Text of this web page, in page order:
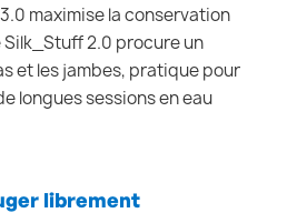
maximise la conservation
2.0 procure un
et les jambes, pratique pour
longues sessions en eau
librement